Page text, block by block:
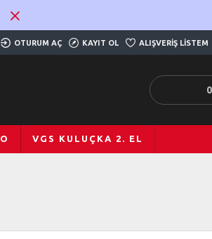
OTURUM AÇ KAYIT OL ALIŞVERIŞ LISTEM
VGS KULUÇKA 2. EL